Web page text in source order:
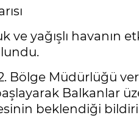
yağışlı havanın
Bölge Müdürlüğü
Balkanlar
beklendiği